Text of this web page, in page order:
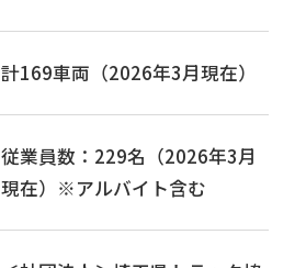
計169車両（2026年3月現在）
従業員数：229名（2026年3月
現在）※アルバイト含む